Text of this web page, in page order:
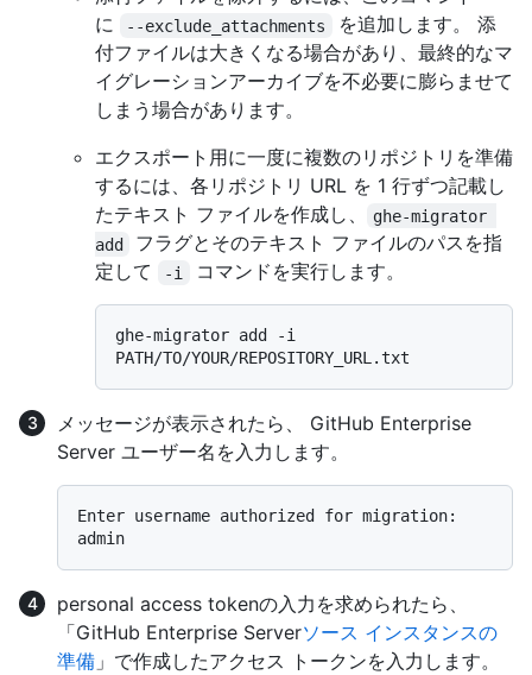
に
--exclude_attachments
を追加します。 添
付ファイルは大きくなる場合があり、最終的なマ
イグレーションアーカイブを不必要に膨らませて
しまう場合があります。
エクスポート用に一度に複数のリポジトリを準備
するには、各リポジトリ URL を 1 行ずつ記載し
たテキスト ファイルを作成し、
ghe-migrator
add
フラグとそのテキスト ファイルのパスを指
定して
-i コマンドを実行します。
ghe-migrator add -i
メッセージが表示されたら、 GitHub Enterprise
Server ユーザー名を入力します。
Enter username authorized for migration:
personal access tokenの入力を求められたら、
「GitHub Enterprise Serverソース インスタンスの
準備 」で作成したアクセス トークンを入力します。